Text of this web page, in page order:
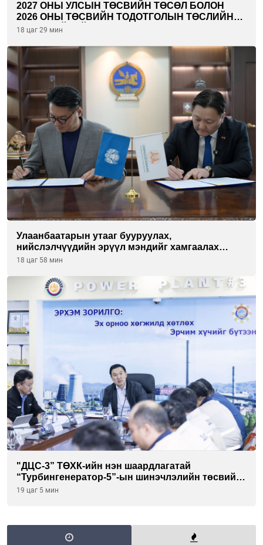
2027 ОНЫ УЛСЫН ТӨСВИЙН ТӨСӨЛ БОЛОН
2026 ОНЫ ТӨСВИЙН ТОДОТГОЛЫН ТӨСЛИЙН
ОЛОН НИЙТИЙН ХЭЛЭЛЦҮҮЛЭГ БОЛЛОО
18 цаг 29 мин
Улаанбаатарын утааг бууруулах,
нийслэлчүүдийн эрүүл мэндийг хамгаалах
төслийг “Чингис хаан баялгийн сан нэгдэл” ХХК-
18 цаг 58 мин
"ДЦС-3” ТӨХК-ийн нэн шаардлагатай
“Турбингенератор-5”-ын шинэчлэлийн төсвийг
шийдвэрлэхээр болов
19 цаг 5 мин